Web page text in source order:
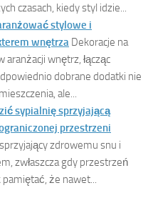
czasach, kiedy styl idzie...
stylowe i
wnętrza Dekoracje na
aranżacji wnętrz, łącząc
dobrane dodatki nie
ale...
sypialnię sprzyjającą
przestrzeni
zdrowemu snu i
zwłaszcza gdy przestrzeń
że nawet...